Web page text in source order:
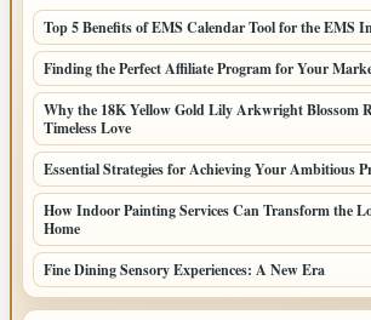
Top 5 Benefits of EMS Calendar Tool for the EMS
Finding the Perfect Affiliate Program for Your
Why the 18K Yellow Gold Lily Arkwright Blossom
Timeless Love
Essential Strategies for Achieving Your Ambitious
How Indoor Painting Services Can Transform the
Home
Fine Dining Sensory Experiences: A New Era